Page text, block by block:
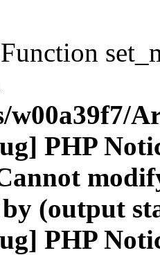
w00a39f7/
PHP
(output
PHP